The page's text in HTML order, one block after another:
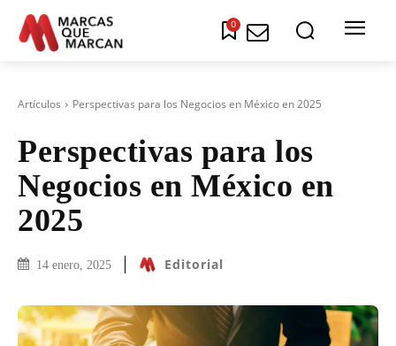
0
Artículos Perspectivas para los Negocios en México en 2025
Perspectivas para los
Negocios en México en
2025
14 enero, 2025 Editorial